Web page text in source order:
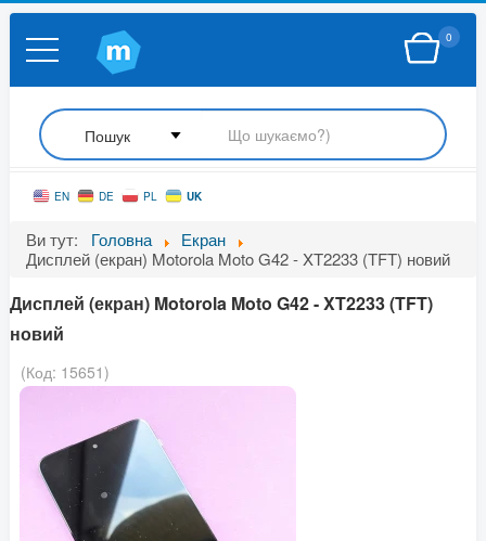
0
EN DE PL UK
Ви тут: Головна
Екран
Дисплей (екран) Motorola Moto G42 - XT2233 (TFT) новий
Дисплей (екран) Motorola Moto G42 - XT2233 (TFT)
новий
(Код: 15651)